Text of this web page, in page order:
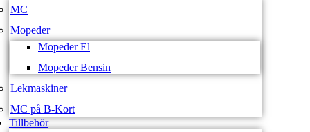
MC
Mopeder
Mopeder El
Mopeder Bensin
Lekmaskiner
MC på B-Kort
Tillbehör